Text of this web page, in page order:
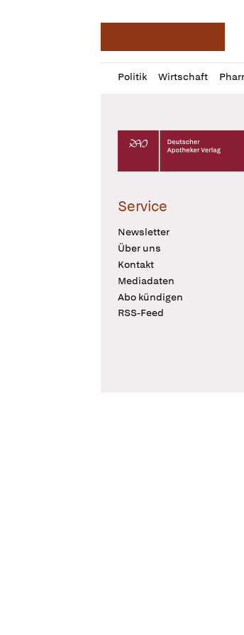
Politik Wirtschaft
Profil
öffnen
Daz
Pur
Deutscher Apotheker
Service
Newsletter
Über uns
Kontakt
Mediadaten
Abo kündigen
RSS-Feed